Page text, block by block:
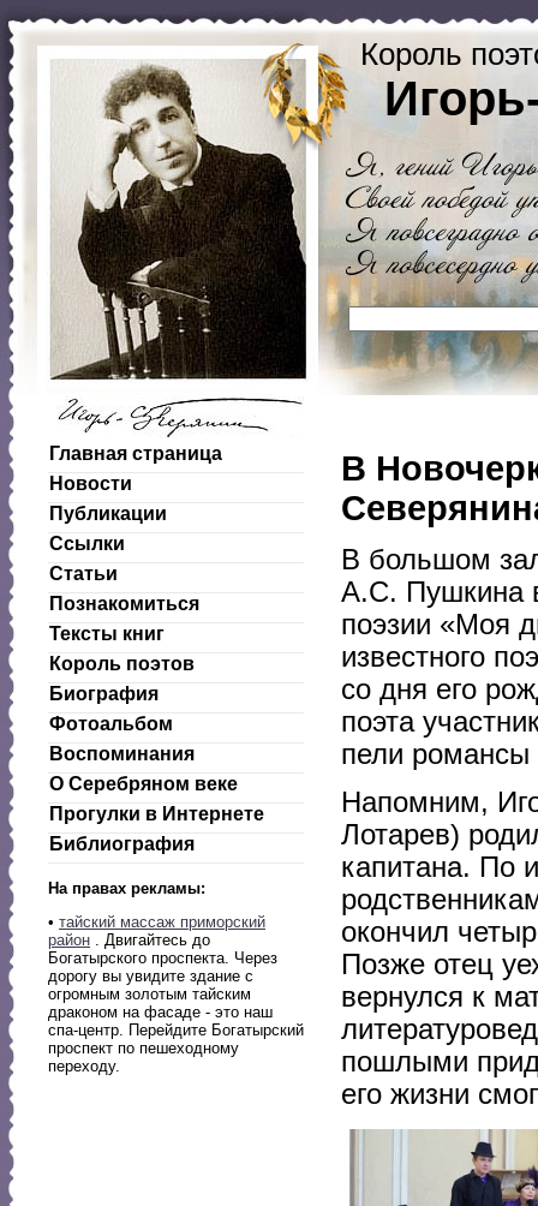
Король
Главная страница
Новости
Публикации
Ссылки
Статьи
Познакомиться
Тексты книг
Король поэтов
Биография
Фотоальбом
Воспоминания
О Серебряном веке
Прогулки в Интернете
Библиография
На правах рекламы:
• тайский массаж приморский
район . Двигайтесь до
Богатырского проспекта. Через
дорогу вы увидите здание с
огромным золотым тайским
драконом на фасаде - это наш
спа-центр. Перейдите Богатырский
проспект по пешеходному
переходу.
В
В большом
А.С. Пушкина
поэзии «Моя
известного
со дня его
поэта
пели романсы
Напомним,
Лотарев)
капитана. По
окончил
Позже отец
вернулся к
пошлыми
его жизни